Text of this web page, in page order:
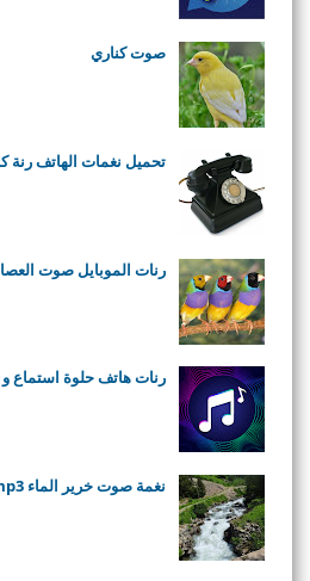
صوت كناري
تحميل نغمات الهاتف
رنات الموبايل صوت
رنات هاتف حلوة استماع
نغمة صوت خرير الماء mp3